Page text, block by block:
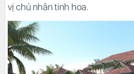
vị chủ nhân tinh hoa.